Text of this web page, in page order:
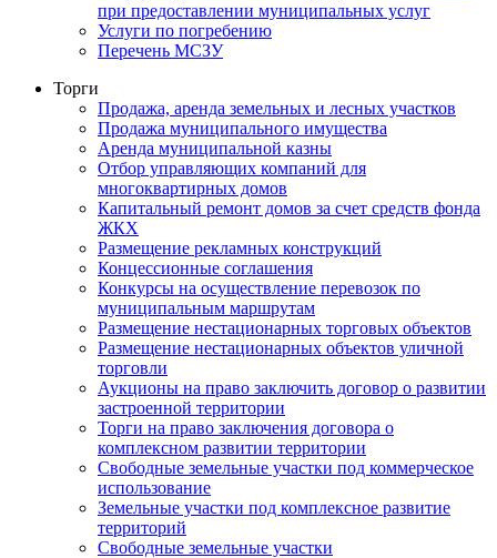
при предоставлении муниципальных услуг
Услуги по погребению
Перечень МСЗУ
Торги
Продажа, аренда земельных и лесных участков
Продажа муниципального имущества
Аренда муниципальной казны
Отбор управляющих компаний для
многоквартирных домов
Капитальный ремонт домов за счет средств фонда
ЖКХ
Размещение рекламных конструкций
Концессионные соглашения
Конкурсы на осуществление перевозок по
муниципальным маршрутам
Размещение нестационарных торговых объектов
Размещение нестационарных объектов уличной
торговли
Аукционы на право заключить договор о развитии
застроенной территории
Торги на право заключения договора о
комплексном развитии территории
Свободные земельные участки под коммерческое
использование
Земельные участки под комплексное развитие
территорий
Свободные земельные участки